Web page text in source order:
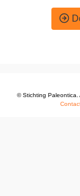
© Stichting Paleontica.